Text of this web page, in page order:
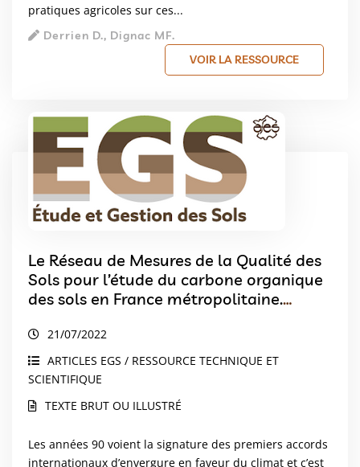
pratiques agricoles sur ces...
Derrien D., Dignac MF.
VOIR LA RESSOURCE
Le Réseau de Mesures de la Qualité des
Sols pour l’étude du carbone organique
des sols en France métropolitaine.
Le RMQS pour l’étude du carbone
organique des sols
21/07/2022
ARTICLES EGS / RESSOURCE TECHNIQUE ET
SCIENTIFIQUE
TEXTE BRUT OU ILLUSTRÉ
Les années 90 voient la signature des premiers accords
internationaux d’envergure en faveur du climat et c’est